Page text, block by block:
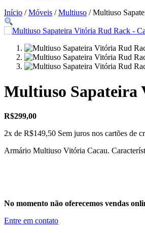
Início /Móveis /Multiuso / Multiuso
Multiuso Sapateira
R$299,00
2x de R$149,50 Sem juros nos cartões de
Armário Multiuso Vitória Cacau.
No momento não oferecemos vendas
Entre em contato